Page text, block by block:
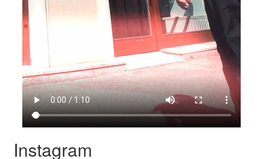
Instagram